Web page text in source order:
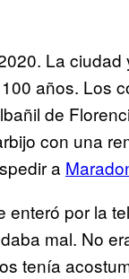
La
años. Los
de
con una
a
enteró por la
mal. No
tenía